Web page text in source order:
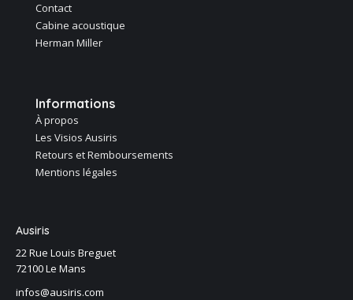
Contact
Cabine acoustique
Herman Miller
Informations
À propos
Les Visios Ausiris
Retours et Remboursements
Mentions légales
Ausiris
22 Rue Louis Breguet
72100 Le Mans
infos@ausiris.com